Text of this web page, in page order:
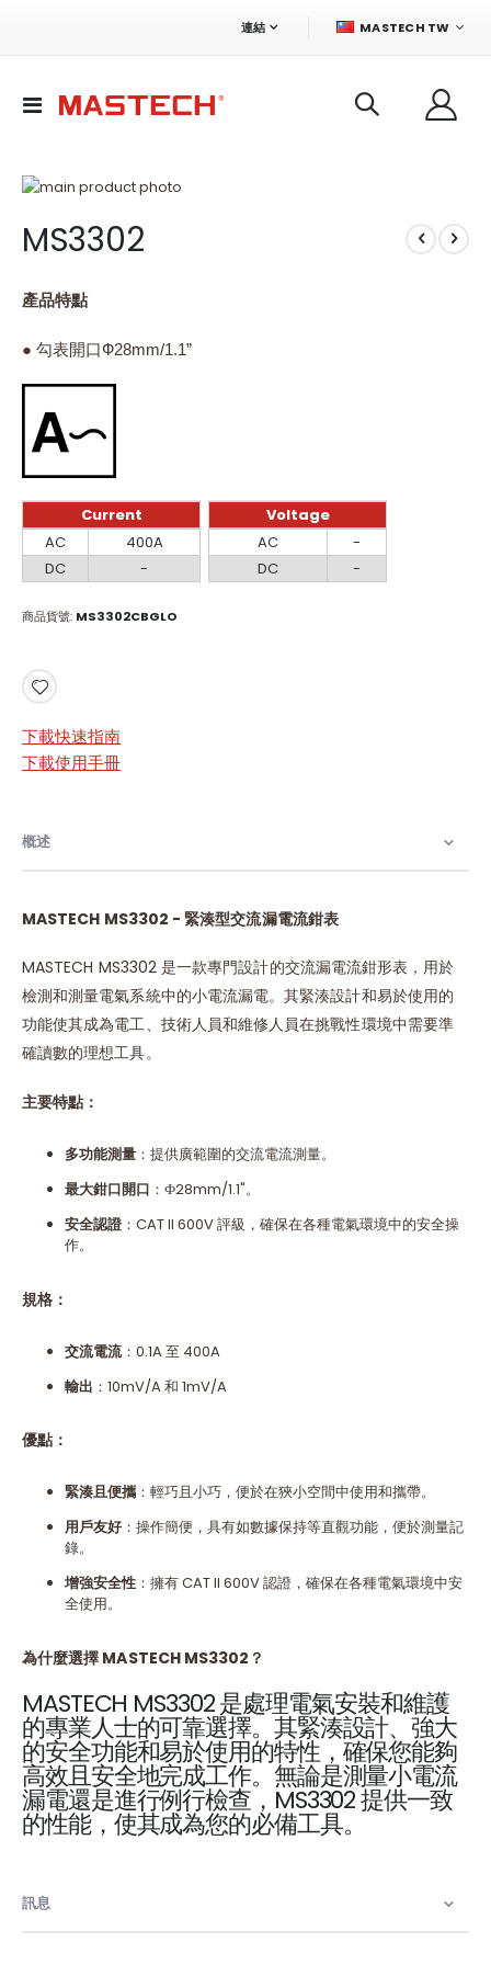
連結
語
MASTECH TW
切
Skip
the
end
the
gallery
to
the
of
images
MS3302
產品特點
● 勾表開口Ф28mm/1.1”
Current
Current
AC
400A
DC
-
Voltage
Voltage
AC
-
DC
-
商品貨號 MS3302CBGLO
下載快速指南
下載使用手冊
概述
MASTECH MS3302 - 緊湊型交流漏電流鉗表
MASTECH MS3302 是一款專門設計的交流漏電流鉗形表，用於
檢測和測量電氣系統中的小電流漏電。其緊湊設計和易於使用的
功能使其成為電工、技術人員和維修人員在挑戰性環境中需要準
確讀數的理想工具。
主要特點：
多功能測量：提供廣範圍的交流電流測量。
最大鉗口開口 ：Ф28mm/1.1"。
安全認證：CAT II 600V 評級，確保在各種電氣環境中的安全操
作。
規格：
交流電流：0.1A 至 400A
輸出 ：10mV/A 和 1mV/A
優點：
緊湊且便攜：輕巧且小巧，便於在狹小空間中使用和攜帶。
用戶友好：操作簡便，具有如數據保持等直觀功能，便於測量記
錄。
增強安全性：擁有 CAT II 600V 認證，確保在各種電氣環境中安
全使用。
為什麼選擇 MASTECH MS3302？
MASTECH MS3302 是處理電氣安裝和維護
的專業人士的可靠選擇。其緊湊設計、強大
的安全功能和易於使用的特性，確保您能夠
高效且安全地完成工作。無論是測量小電流
漏電還是進行例行檢查，MS3302 提供一致
的性能，使其成為您的必備工具。
訊息